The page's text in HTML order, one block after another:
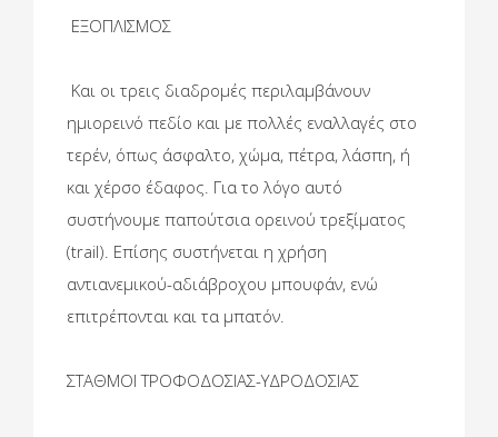
ΕΞΟΠΛΙΣΜΟΣ
Και οι τρεις διαδρομές περιλαμβάνουν
ημιορεινό πεδίο και με πολλές εναλλαγές στο
τερέν, όπως άσφαλτο, χώμα, πέτρα, λάσπη, ή
και χέρσο έδαφος. Για το λόγο αυτό
συστήνουμε παπούτσια ορεινού τρεξίματος
(trail). Επίσης συστήνεται η χρήση
αντιανεμικού-αδιάβροχου μπουφάν, ενώ
επιτρέπονται και τα μπατόν.
ΣΤΑΘΜΟΙ ΤΡΟΦΟΔΟΣΙΑΣ-ΥΔΡΟΔΟΣΙΑΣ